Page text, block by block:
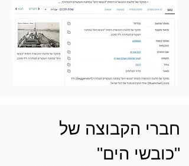
חברי הקבוצה של
"כובשי הים"